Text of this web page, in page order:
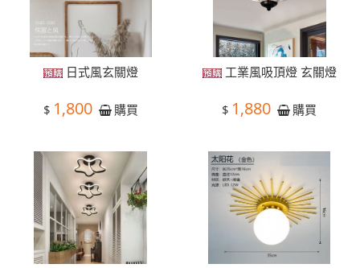
日式風玄關燈
$ 1,800 購買
工業風吸頂燈 玄關燈
$ 1,880 購買